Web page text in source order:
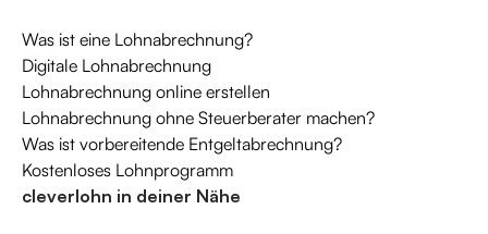
Was ist eine Lohnabrechnung?
Digitale Lohnabrechnung
Lohnabrechnung online erstellen
Lohnabrechnung ohne Steuerberater machen?
Was ist vorbereitende Entgeltabrechnung?
Kostenloses Lohnprogramm
cleverlohn in deiner Nähe